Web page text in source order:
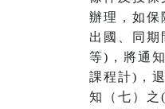
辦理，如保
出國、同期
等)，將通
課程計)，
知（七）之